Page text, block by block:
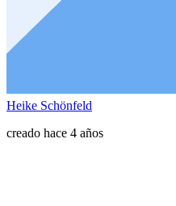
Heike Schönfeld
creado hace 4 años